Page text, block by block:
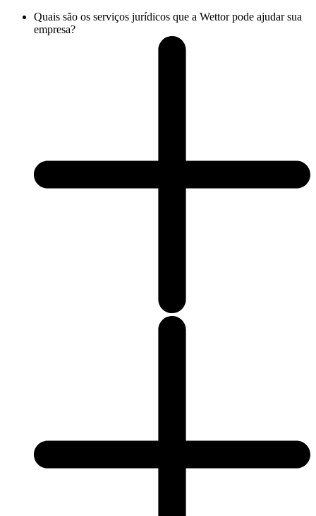
Quais são os serviços jurídicos que a Wettor pode ajudar sua
empresa?